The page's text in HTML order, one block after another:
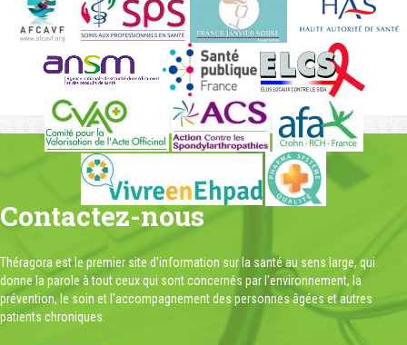
Contactez-nous
Théragora est le premier site d'information sur la santé au sens large, qui
donne la parole à tout ceux qui sont concernés par l'environnement, la
prévention, le soin et l'accompagnement des personnes âgées et autres
patients chroniques.